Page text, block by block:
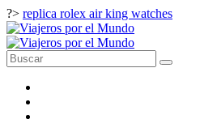
?> replica rolex air king watches